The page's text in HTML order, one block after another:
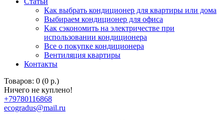
Как выбрать кондиционер для квартиры или дома
Выбираем кондиционер для офиса
Как сэкономить на электричестве при
использовании кондиционера
Все о покупке кондиционера
Вентиляция квартиры
Контакты
Товаров: 0 (0 р.)
Ничего не куплено!
+79780116868
ecogradus@mail.ru